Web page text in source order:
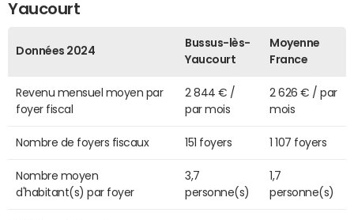
Yaucourt
Données 2024
Bussus-lès-
Yaucourt
Moyenne
France
Revenu mensuel moyen par
foyer fiscal
2 844 € /
par mois
2 626 € / par
mois
Nombre de foyers fiscaux 151 foyers 1 107 foyers
Nombre moyen
d'habitant(s) par foyer
3,7
personne(s)
1,7
personne(s)